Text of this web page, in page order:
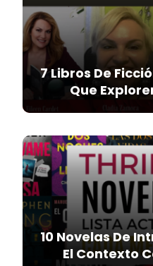
7 Libros De
Que
10 Novelas De
El Contexto